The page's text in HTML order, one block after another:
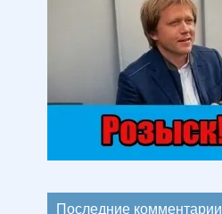
Последние комментарии